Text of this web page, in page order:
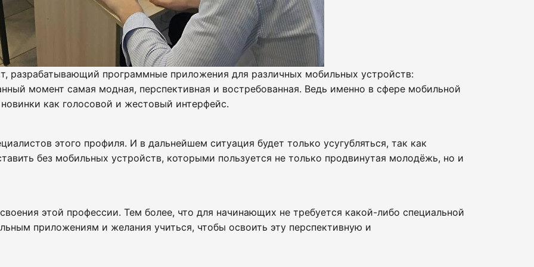
разрабатывающий программные приложения для различных мобильных устройств:
момент самая модная, перспективная и востребованная. Ведь именно в сфере мобильной
как голосовой и жестовый интерфейс.
этого профиля. И в дальнейшем ситуация будет только усугубляться, так как
без мобильных устройств, которыми пользуется не только продвинутая молодёжь, но и
этой профессии. Тем более, что для начинающих не требуется какой-либо специальной
приложениям и желания учиться, чтобы освоить эту перспективную и